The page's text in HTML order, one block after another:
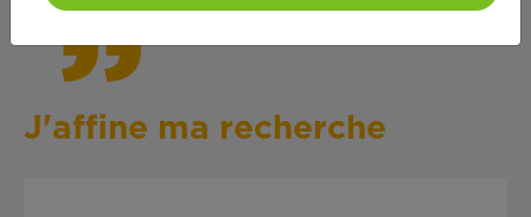
J'affine ma recherche